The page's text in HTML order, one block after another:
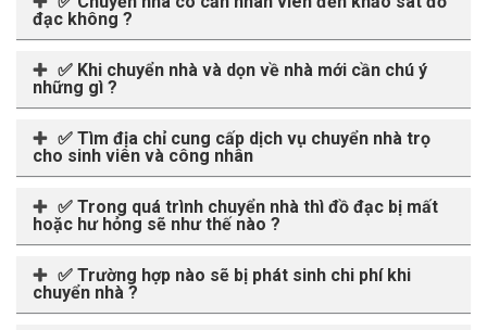
đạc không ?
✅ Khi chuyển nhà và dọn về nhà mới cần chú ý
những gì ?
✅ Tìm địa chỉ cung cấp dịch vụ chuyển nhà trọ
cho sinh viên và công nhân
✅ Trong quá trình chuyển nhà thì đồ đạc bị mất
hoặc hư hỏng sẽ như thế nào ?
✅ Trường hợp nào sẽ bị phát sinh chi phí khi
chuyển nhà ?